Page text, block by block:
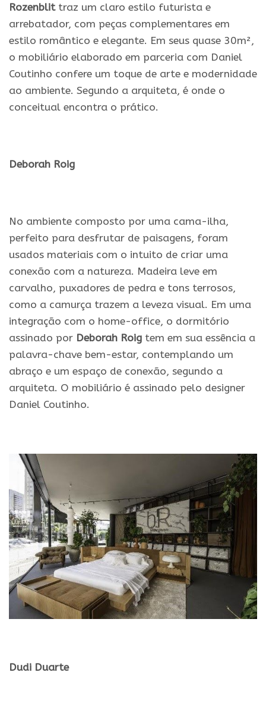
Rozenblittraz um claro estilo futurista e
arrebatador, com peças complementares em
estilo romântico e elegante. Em seus quase 30m²,
o mobiliário elaborado em parceria com Daniel
Coutinho confere um toque de arte e modernidade
ao ambiente. Segundo a arquiteta, é onde o
conceitual encontra o prático.
Deborah Roig
No ambiente composto por uma cama-ilha,
perfeito para desfrutar de paisagens, foram
usados materiais com o intuito de criar uma
conexão com a natureza. Madeira leve em
carvalho, puxadores de pedra e tons terrosos,
como a camurça trazem a leveza visual. Em uma
integração com o home-office, o dormitório
assinado por Deborah Roig tem em sua essência a
palavra-chave bem-estar, contemplando um
abraço e um espaço de conexão, segundo a
arquiteta. O mobiliário é assinado pelo designer
Daniel Coutinho.
Dudi Duarte